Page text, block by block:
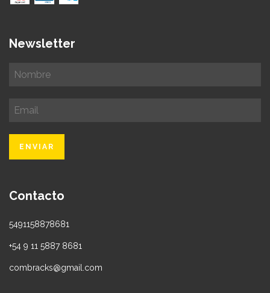
Newsletter
Contacto
5491158878681
+54 9 11 5887 8681
combracks@gmail.com